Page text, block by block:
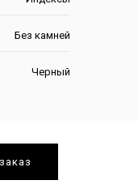
Без камней
Черный